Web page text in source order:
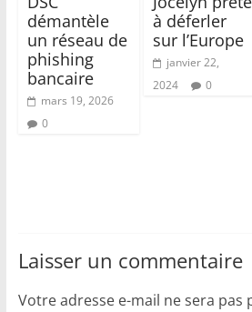
démantèle
un réseau de
phishing
bancaire
mars 19, 2026
0
à déferler
sur l’Europe
janvier 22,
2024
0
Laisser un commentaire
Votre adresse e-mail ne sera pas